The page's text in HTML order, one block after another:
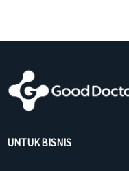
UNTUK BISNIS